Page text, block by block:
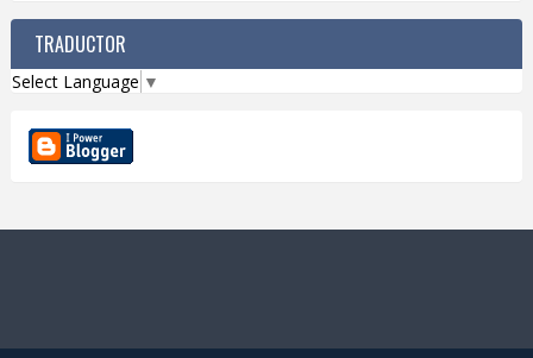
TRADUCTOR
Select Language ▼